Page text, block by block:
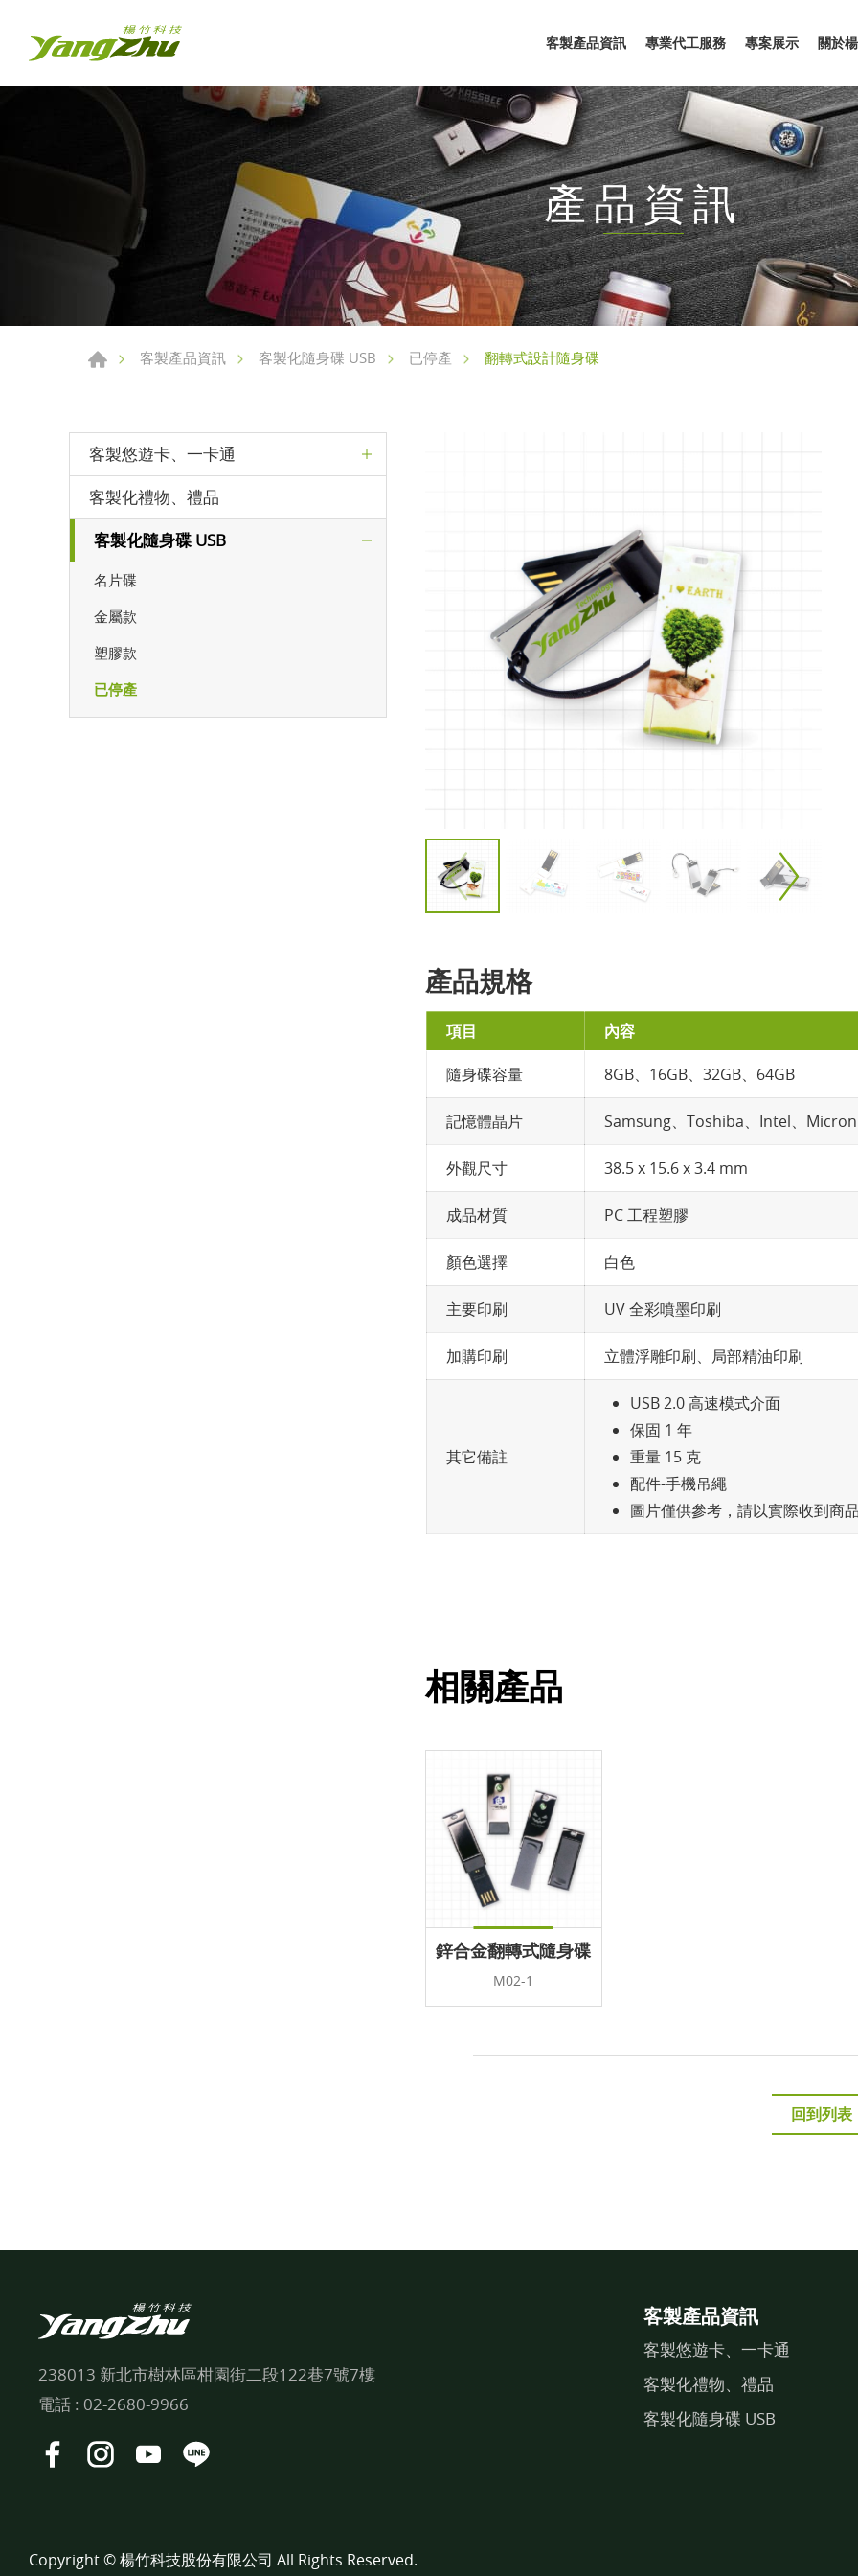
客製產品資訊 專業代工服務 專案展示 關於
產品資訊
客製產品資訊 客製化隨身碟 USB 已停產 翻轉式設計隨身碟
客製悠遊卡、一卡通
客製化禮物、禮品
客製化隨身碟 USB
名片碟
金屬款
塑膠款
已停產
產品規格
項目 內容
隨身碟容量 8GB、16GB、32GB、64GB
記憶體晶片 Samsung、Toshiba、Intel、Micron
外觀尺寸 38.5 x 15.6 x 3.4 mm
成品材質 PC 工程塑膠
顏色選擇 白色
主要印刷 UV 全彩噴墨印刷
加購印刷 立體浮雕印刷、局部精油印刷
其它備註
USB 2.0 高速模式介面
保固 1 年
重量 15 克
配件-手機吊繩
圖片僅供參考，請以實際收到商
相關產品
鋅合金翻轉式隨身碟
M02-1
回到列表
客製產品資訊
客製悠遊卡、一卡通
客製化禮物、禮品
客製化隨身碟 USB
238013 新北市樹林區柑園街二段122巷7號7樓
電話 : 02-2680-9966
Copyright © 楊竹科技股份有限公司 All Rights Reserved.